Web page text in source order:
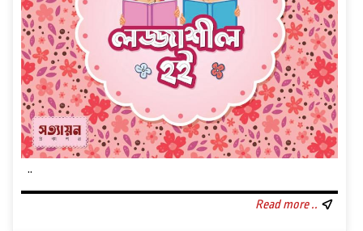
..
Read more ..